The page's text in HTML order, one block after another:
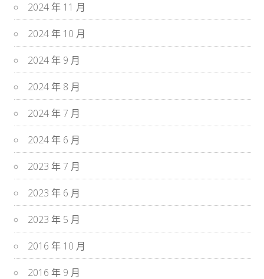
2024 年 11 月
2024 年 10 月
2024 年 9 月
2024 年 8 月
2024 年 7 月
2024 年 6 月
2023 年 7 月
2023 年 6 月
2023 年 5 月
2016 年 10 月
2016 年 9 月